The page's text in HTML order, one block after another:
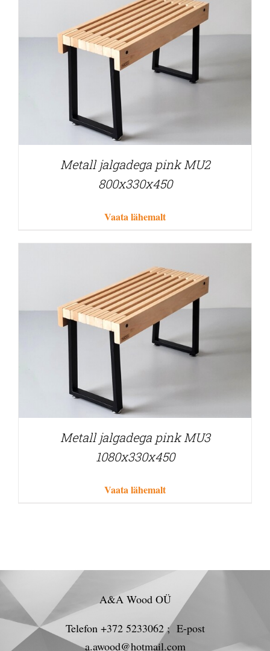
Metall jalgadega pink MU2
800x330x450
Vaata lähemalt
Metall jalgadega pink MU3
1080x330x450
Vaata lähemalt
A&A Wood OÜ
Telefon +372 5233062 ; E-post
a.awood@hotmail.com